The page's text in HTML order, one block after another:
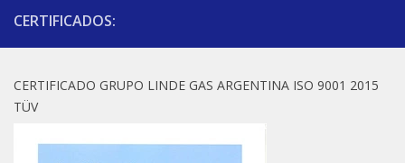
CERTIFICADOS:
CERTIFICADO GRUPO LINDE GAS ARGENTINA ISO 9001 2015
TÜV